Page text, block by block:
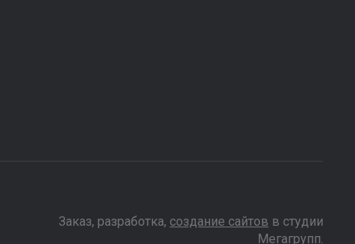
Заказ, разработка, создание сайтов в студии
Мегагрупп.